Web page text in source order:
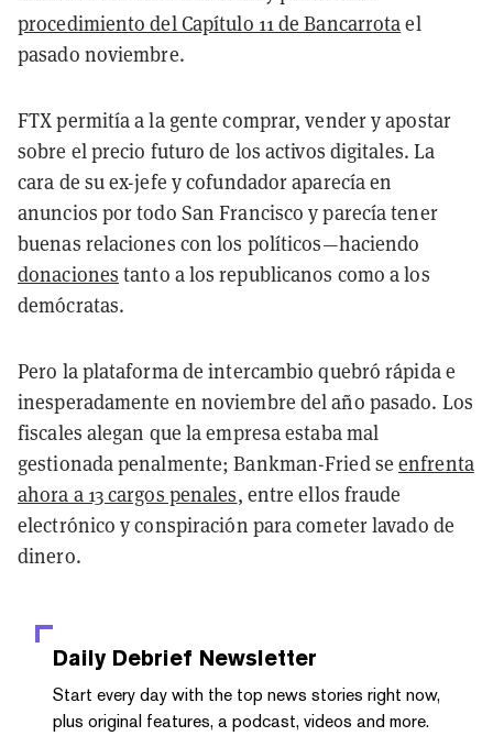
procedimiento del Capítulo 11 de Bancarrotael
pasado noviembre.
FTX permitía a la gente comprar, vender y apostar
sobre el precio futuro de los activos digitales. La
cara de su ex-jefe y cofundador aparecía en
anuncios por todo San Francisco y parecía tener
buenas relaciones con los políticos—haciendo
donaciones tanto a los republicanos como a los
demócratas.
Pero la plataforma de intercambio quebró rápida e
inesperadamente en noviembre del año pasado. Los
fiscales alegan que la empresa estaba mal
gestionada penalmente; Bankman-Fried seenfrenta
ahora a 13 cargos penales, entre ellos fraude
electrónico y conspiración para cometer lavado de
dinero.
Daily Debrief Newsletter
Start every day with the top news stories right now,
plus original features, a podcast, videos and more.